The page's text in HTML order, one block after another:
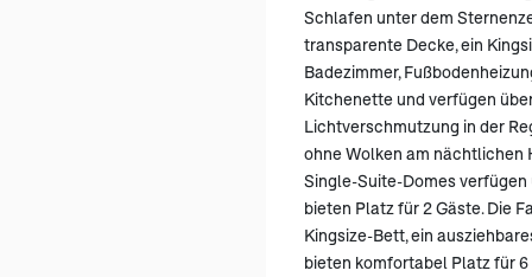
Schlafen unter dem
transparente Decke, ein
Badezimmer,
Kitchenette und verfügen
Lichtverschmutzung in der
ohne Wolken am nächtlichen
Single-Suite-Domes
bieten Platz für 2 Gäste. Die
Kingsize-Bett, ein
bieten komfortabel Platz für 6